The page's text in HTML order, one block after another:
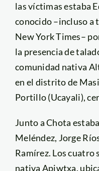
las víctimas estaba
conocido –incluso a
New York Times–
la presencia de
comunidad nativa
en el distrito de
Portillo (Ucayali),
Junto a Chota
Meléndez, Jorge
Ramírez. Los cuatro
nativa Apiwtxa,